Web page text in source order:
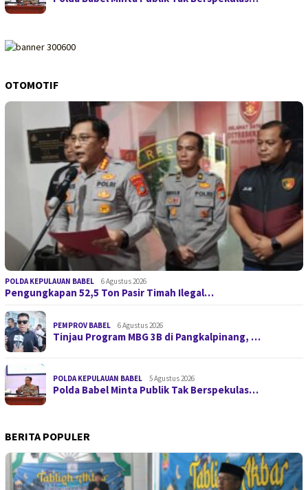
OTOMOTIF
POLDA KEPULAUAN BABEL 6 Agustus 2026
Pengungkapan 52,5 Ton Pasir Timah Ilegal…
PEMPROV BABEL 6 Agustus 2026
Tinjau Program MBG 3B di Pangkalpinang, …
POLDA KEPULAUAN BABEL 5 Agustus 2026
Polda Babel Minta Publik Tak Berspekulas…
BERITA POPULER